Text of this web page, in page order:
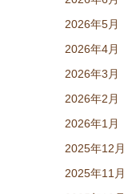
2026年5月
2026年4月
2026年3月
2026年2月
2026年1月
2025年12月
2025年11月